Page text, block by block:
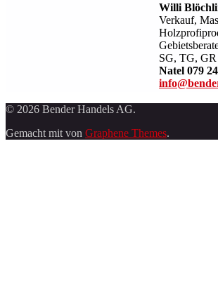
Willi
Verkauf,
SG, TG, GR
Natel 079
© 2026 Bender Handels AG.
Gemacht mit von Graphene Themes.